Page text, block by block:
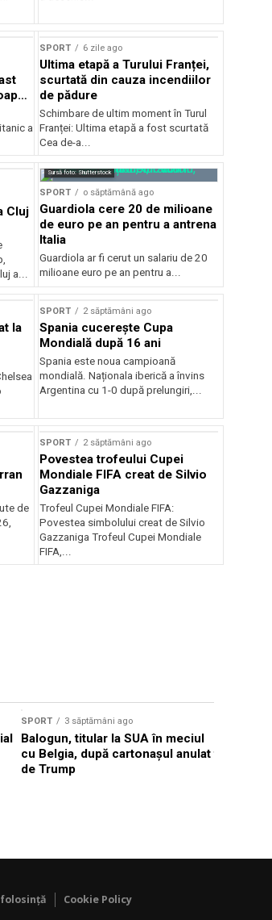
a
SPORT 6 zile ago
Ultima etapă a Turului Franței,
scurtată din cauza incendiilor
de pădure
Schimbare de ultim moment în Turul
Franței: Ultima etapă a fost scurtată
Cea de-a...
Cluj
a...
Sursă foto: Shutterstock
SPORT o săptămână ago
Guardiola cere 20 de milioane
de euro pe an pentru a antrena
Italia
Guardiola ar fi cerut un salariu de 20
milioane euro pe an pentru a...
la
SPORT 2 săptămâni ago
Spania cucerește Cupa
Mondială după 16 ani
Spania este noua campioană
mondială. Naționala iberică a învins
Argentina cu 1-0 după prelungiri,...
de
SPORT 2 săptămâni ago
Povestea trofeului Cupei
Mondiale FIFA creat de Silvio
Gazzaniga
Trofeul Cupei Mondiale FIFA:
Povestea simbolului creat de Silvio
Gazzaniga Trofeul Cupei Mondiale
FIFA,...
SPORT 3 săptămâni ago
Balogun, titular la SUA în meciul
cu Belgia, după cartonașul anulat
de Trump
Cookie Policy